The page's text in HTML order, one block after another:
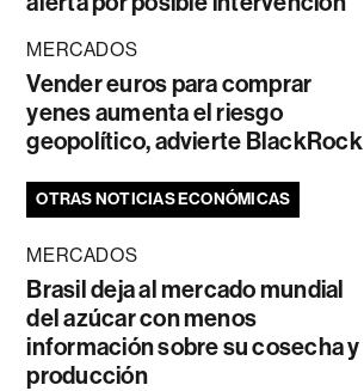
MERCADOS
Vender euros para comprar
yenes aumenta el riesgo
geopolítico, advierte BlackRock
OTRAS NOTICIAS ECONÓMICAS
MERCADOS
Brasil deja al mercado mundial
del azúcar con menos
información sobre su cosecha y
producción